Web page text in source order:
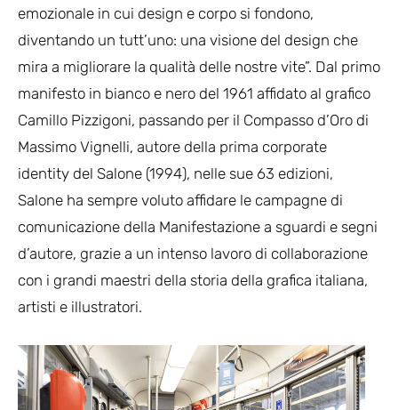
emozionale in cui design e corpo si fondono,
diventando un tutt’uno: una visione del design che
mira a migliorare la qualità delle nostre vite”. Dal primo
manifesto in bianco e nero del 1961 affidato al grafico
Camillo Pizzigoni, passando per il Compasso d’Oro di
Massimo Vignelli, autore della prima corporate
identity del Salone (1994), nelle sue 63 edizioni,
Salone ha sempre voluto affidare le campagne di
comunicazione della Manifestazione a sguardi e segni
d’autore, grazie a un intenso lavoro di collaborazione
con i grandi maestri della storia della grafica italiana,
artisti e illustratori.